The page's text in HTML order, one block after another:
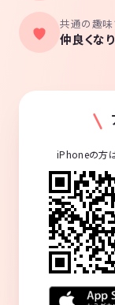
共通の趣味
仲良くな
iPhoneの方